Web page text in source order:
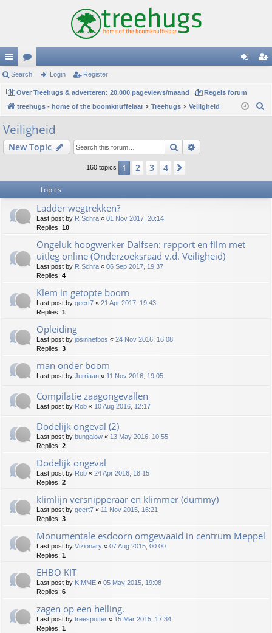
ui
ck
lin
ks
or
u
m
s
in
er
Search Login Register
Over Treehugs & adverteren: 20.000 pageviews/maand
Regels forum
treehugs - home of the boomknuffelaar
Treehugs Veiligheid
Veiligheid
New Topic Search
160 topics 1 2 3 4
Topics
Ladder wegtrekken?
Last post by R Schra « 01 Nov 2017, 20:14
Replies: 10
Ongeluk hoogwerker Dalfsen: rapport en film met
uitleg online (Onderzoeksraad v.d. Veiligheid)
Last post by R Schra « 06 Sep 2017, 19:37
Replies: 4
Klem in getopte boom
Last post by geert7 « 21 Apr 2017, 19:43
Replies: 1
Opleiding
Last post by josinhetbos « 24 Nov 2016, 16:08
Replies: 3
man onder boom
Last post by Jurriaan « 11 Nov 2016, 19:05
Compilatie zaagongevallen
Last post by Rob « 10 Aug 2016, 12:17
Dodelijk ongeval (2)
Last post by bungalow « 13 May 2016, 10:55
Replies: 2
Dodelijk ongeval
Last post by Rob « 24 Apr 2016, 18:15
Replies: 2
klimlijn versnipperaar en klimmer (dummy)
Last post by geert7 « 11 Nov 2015, 16:21
Replies: 3
Monumentale esdoorn omgewaaid in centrum Meppel
Last post by Vizionary « 07 Aug 2015, 00:00
Replies: 1
EHBO KIT
Last post by KIMME « 05 May 2015, 19:08
Replies: 6
zagen op een helling.
Last post by treespotter « 15 Mar 2015, 17:34
Replies: 1